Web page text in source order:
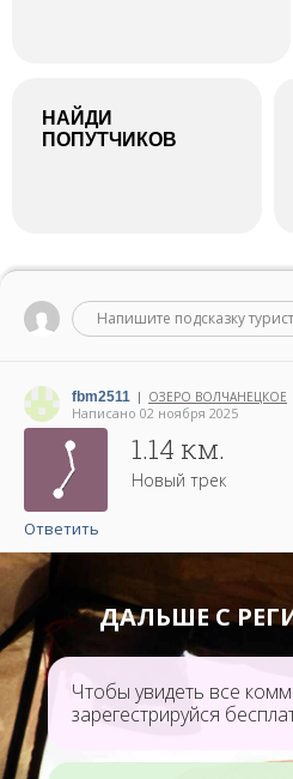
НАЙДИ
ПОПУТЧИКОВ
Напишите подсказку
fbm2511 | ОЗЕРО ВОЛЧАНЕЦКОЕ
Написано 02 ноября 2025
1.14 км.
Новый трек
Ответить
ДАЛЬШЕ С
Чтобы увидеть все
зарегестрируйся